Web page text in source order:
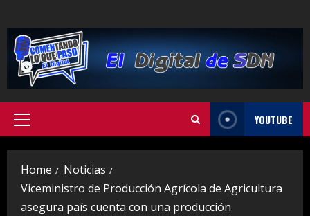
to
content
Primary
YOUTUBE
Home
Noticias
Viceministro de Producción Agrícola de Agricultura
asegura país cuenta con una producción